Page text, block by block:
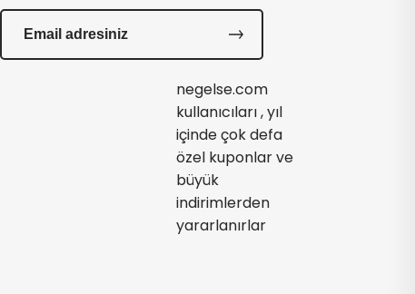
negelse.com
kullanıcıları , yıl
içinde çok defa
özel kuponlar ve
büyük
indirimlerden
yararlanırlar